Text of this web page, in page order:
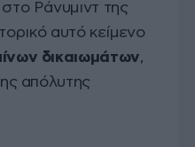
στο Ράνυμιντ της
αυτό κείμενο
δικαιωμάτων,
απόλυτης